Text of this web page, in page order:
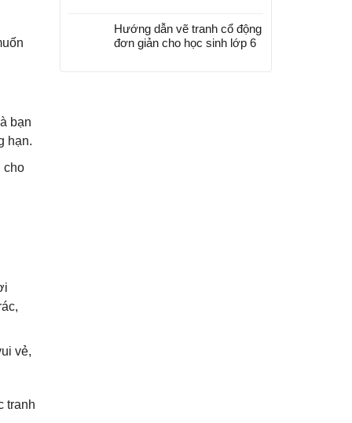
bạn
hạn.
cho
vẻ,
tranh
Hướng dẫn vẽ tranh cổ động
đơn giản cho học sinh lớp 6